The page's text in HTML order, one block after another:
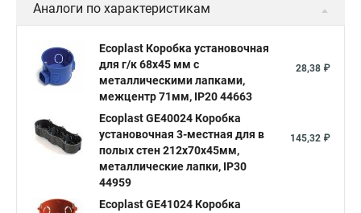
Аналоги по характеристикам
Ecoplast Коробка установочная
для г/к 68x45 мм с
металлическими лапками,
межцентр 71мм, IP20 44663
28,38 ₽
Ecoplast GE40024 Коробка
установочная 3-местная для в
полых стен 212х70х45мм,
металлические лапки, IP30
44959
145,32 ₽
Ecoplast GE41024 Коробка